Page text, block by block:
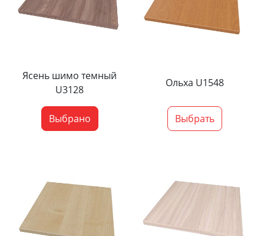
Ясень шимо темный
U3128
Выбрано
Ольха U1548
Выбрать